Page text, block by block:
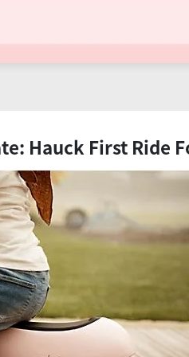
Hauck First Ride